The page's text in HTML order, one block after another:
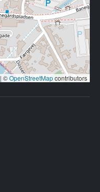
| ©OpenStreetMapcontributors